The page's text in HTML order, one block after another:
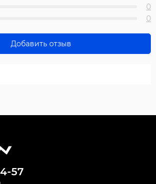
0
0
Добавить отзыв
57